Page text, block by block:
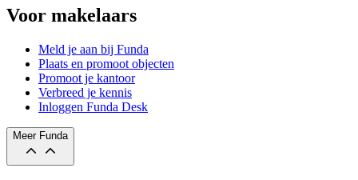
Voor makelaars
Meld je aan bij Funda
Plaats en promoot objecten
Promoot je kantoor
Verbreed je kennis
Inloggen Funda Desk
Meer Funda